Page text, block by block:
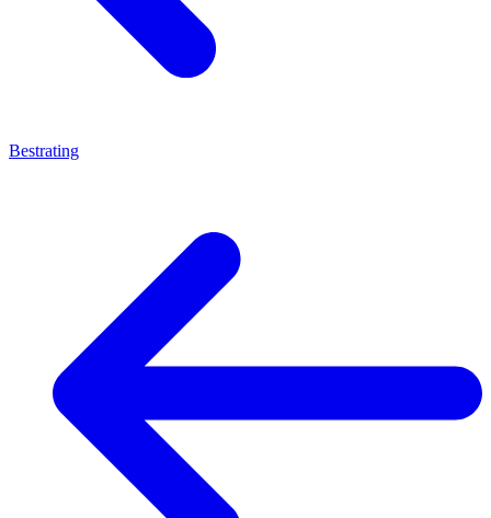
Bestrating